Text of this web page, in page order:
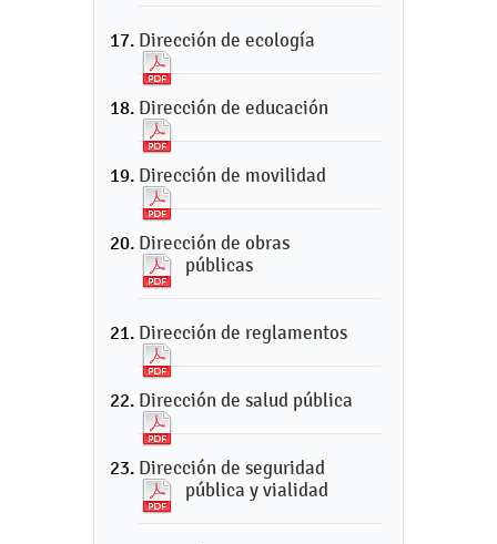
Dirección de ecología
Dirección de educación
Dirección de movilidad
Dirección de obras
públicas
Dirección de reglamentos
Dirección de salud pública
Dirección de seguridad
pública y vialidad